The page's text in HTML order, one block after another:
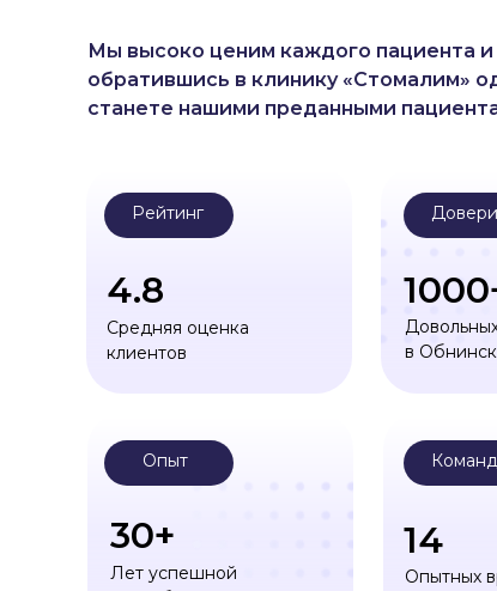
Мы высоко ценим каждого пациента и
обратившись в клинику «Стомалим»
станете нашими преданными
Рейтинг
Опыт
4.8
Средняя оценка
клиентов
в
14
Опытных
30+
Лет успешной